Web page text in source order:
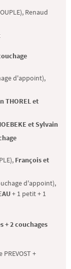
Renaud
d'appoint),
THOREL et
et Sylvain
François et
d'appoint),
+ 1 petit + 1
+ 2 couchages
PREVOST +